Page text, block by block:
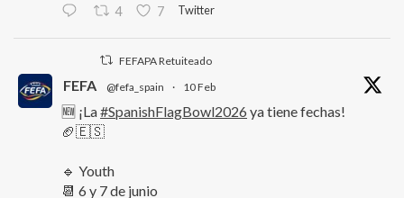
4 7 Twitter
FEFAPA Retuiteado
FEFA @fefa_spain · 10 Feb
🆕 ¡La#SpanishFlagBowl2026 ya tiene fechas!
🏈🇪🇸
🔹 Youth
📆 6 y 7 de junio